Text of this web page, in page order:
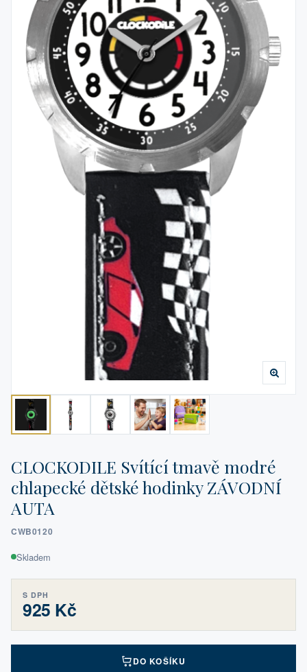
CLOCKODILE Svítící tmavě modré
chlapecké dětské hodinky ZÁVODNÍ
AUTA
CWB0120
Skladem
S DPH
925 Kč
DO KOŠÍKU